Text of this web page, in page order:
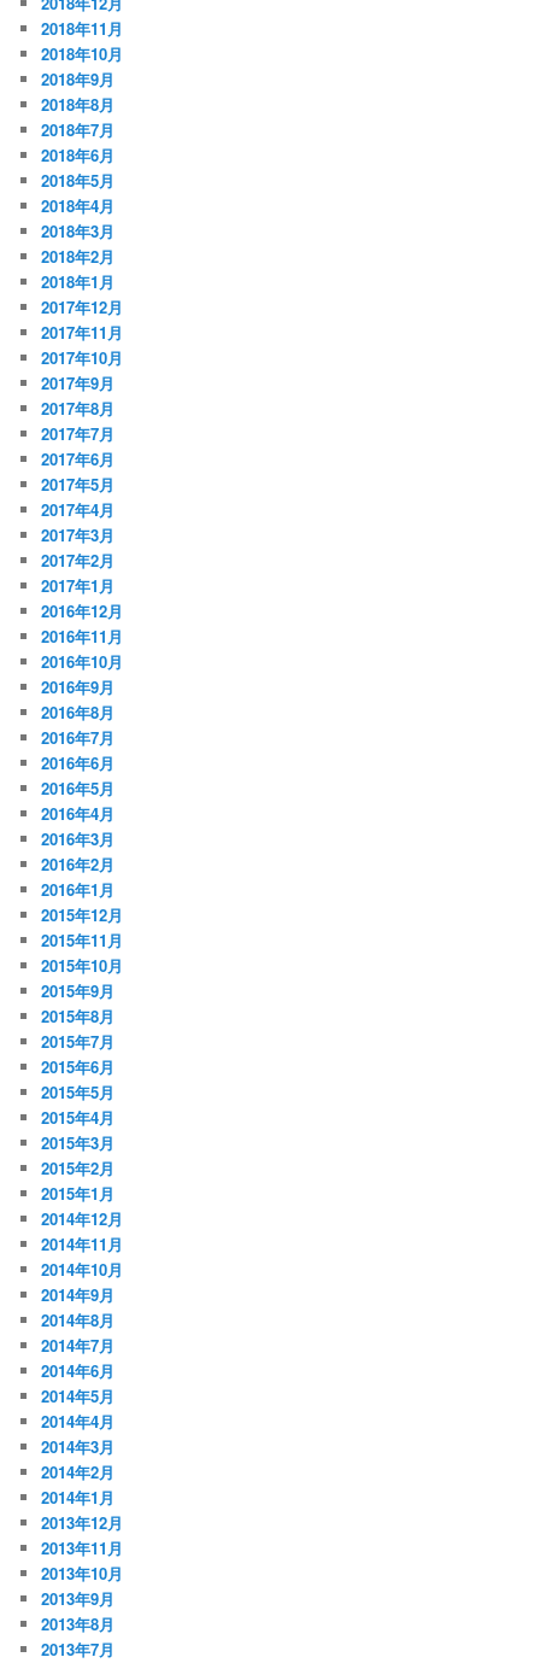
2018年11月
2018年10月
2018年9月
2018年8月
2018年7月
2018年6月
2018年5月
2018年4月
2018年3月
2018年2月
2018年1月
2017年12月
2017年11月
2017年10月
2017年9月
2017年8月
2017年7月
2017年6月
2017年5月
2017年4月
2017年3月
2017年2月
2017年1月
2016年12月
2016年11月
2016年10月
2016年9月
2016年8月
2016年7月
2016年6月
2016年5月
2016年4月
2016年3月
2016年2月
2016年1月
2015年12月
2015年11月
2015年10月
2015年9月
2015年8月
2015年7月
2015年6月
2015年5月
2015年4月
2015年3月
2015年2月
2015年1月
2014年12月
2014年11月
2014年10月
2014年9月
2014年8月
2014年7月
2014年6月
2014年5月
2014年4月
2014年3月
2014年2月
2014年1月
2013年12月
2013年11月
2013年10月
2013年9月
2013年8月
2013年7月